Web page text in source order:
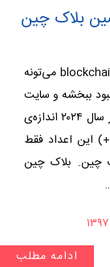
بلاک چین
بر اساس گزارش مجمع جهانی اقتصاد، blockchain می‌تونه
میلیارد دلار بهبود ببخشه و سایت
Grandviewresearch تخمین زده که در سال ۲۰۲۴ اندازه‌ی
دلار برسه.(+) این اعداد فقط
چین. بلاک چین
ادامه مطلب